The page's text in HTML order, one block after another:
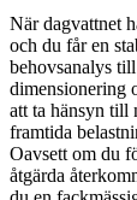
När dagvattnet
och du får en
behovsanalys
dimensionering
att ta hänsyn till
framtida
Oavsett om du
åtgärda